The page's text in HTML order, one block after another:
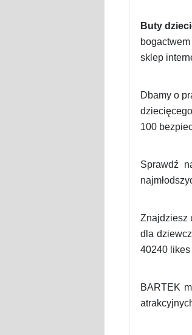
Buty
sklep
Dbamy o
100
Sprawdź
Znajdziesz
dla
40240 likes
BARTEK